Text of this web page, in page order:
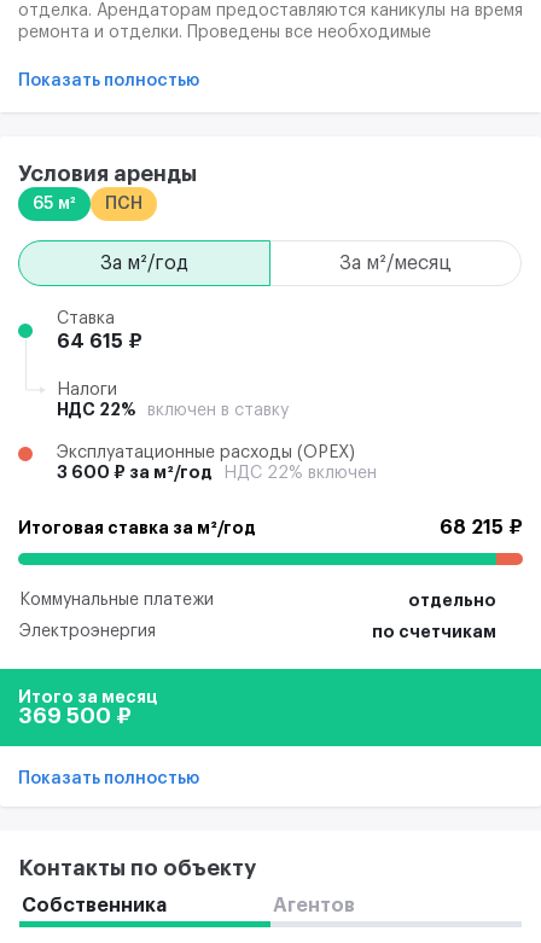
отделка. Арендаторам предоставляются каникулы на время
ремонта и отделки. Проведены все необходимые
Возможно предоставление мебели за доп.плату.
Показать полностью
Условия аренды
65 м² ПСН
за м²/год за м²/месяц
Ставка
64 615 ₽
Налоги
НДС 22%
включен в ставку
Эксплуатационные расходы (ОРЕХ)
3 600 ₽ за м²/год
НДС 22% включен
Итоговая ставка за м²/год 68 215 ₽
Коммунальные платежи
отдельно
Электроэнергия
по счетчикам
Итого за месяц
369 500 ₽
Показать полностью
Контакты по объекту
Собственника Агентов